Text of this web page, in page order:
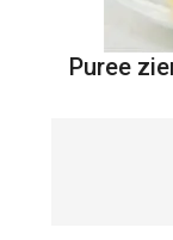
Puree